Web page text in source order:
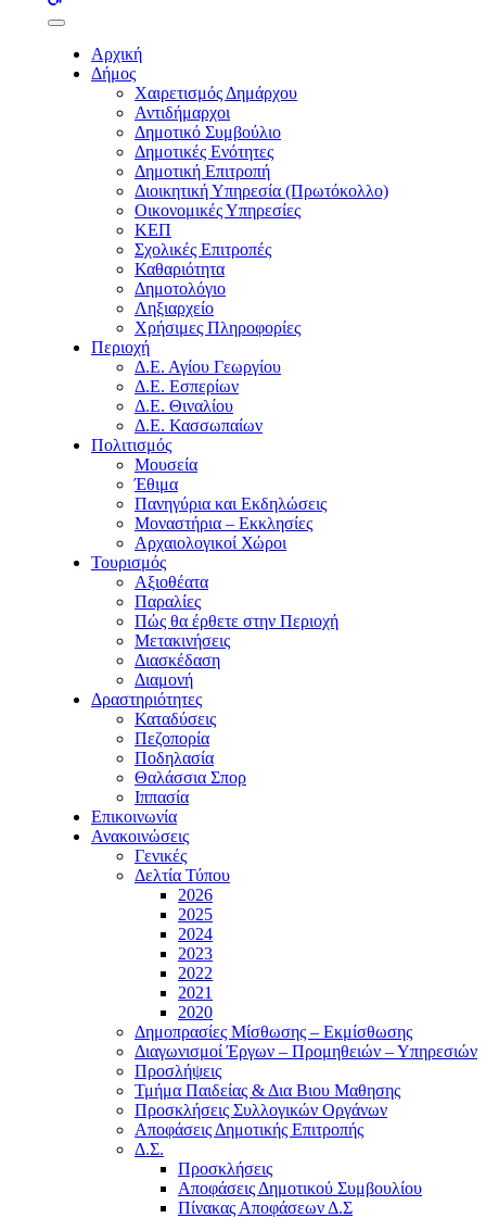
buttons
Αρχική
Δήμος
Χαιρετισμός Δημάρχου
Αντιδήμαρχοι
Δημοτικό Συμβούλιο
Δημοτικές Ενότητες
Δημοτική Επιτροπή
Διοικητική Υπηρεσία (Πρωτόκολλο)
Οικονομικές Υπηρεσίες
ΚΕΠ
Σχολικές Επιτροπές
Καθαριότητα
Δημοτολόγιο
Ληξιαρχείο
Χρήσιμες Πληροφορίες
Περιοχή
Δ.Ε. Αγίου Γεωργίου
Δ.Ε. Εσπερίων
Δ.Ε. Θιναλίου
Δ.Ε. Κασσωπαίων
Πολιτισμός
Μουσεία
Έθιμα
Πανηγύρια και Εκδηλώσεις
Μοναστήρια – Εκκλησίες
Αρχαιολογικοί Χώροι
Τουρισμός
Αξιοθέατα
Παραλίες
Πώς θα έρθετε στην Περιοχή
Μετακινήσεις
Διασκέδαση
Διαμονή
Δραστηριότητες
Καταδύσεις
Πεζοπορία
Ποδηλασία
Θαλάσσια Σπορ
Ιππασία
Επικοινωνία
Ανακοινώσεις
Γενικές
Δελτία Τύπου
2026
2025
2024
2023
2022
2021
2020
Δημοπρασίες Μίσθωσης – Εκμίσθωσης
Διαγωνισμοί Έργων – Προμηθειών – Υπηρεσιών
Προσλήψεις
Τμήμα Παιδείας & Δια Βιου Μαθησης
Προσκλήσεις Συλλογικών Οργάνων
Αποφάσεις Δημοτικής Επιτροπής
Δ.Σ.
Προσκλήσεις
Αποφάσεις Δημοτικού Συμβουλίου
Πίνακας Αποφάσεων Δ.Σ